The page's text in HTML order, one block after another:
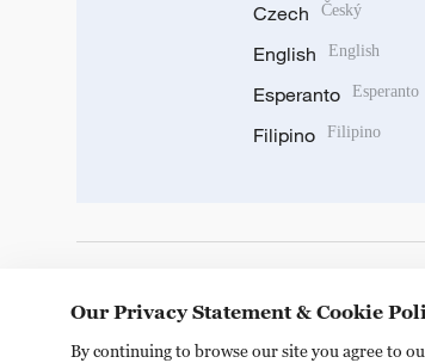
Czech Český
English English
Esperanto Esperanto
Filipino Filipino
Our Privacy Statement & Cookie
By continuing to browse our site you agree to